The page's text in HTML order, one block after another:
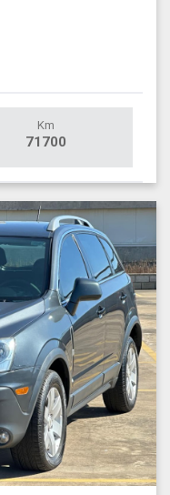
Km
71700